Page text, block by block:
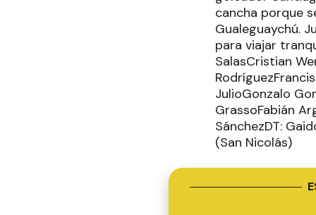
cancha porque
Gualeguaychú.
para viajar
SalasCristian
JulioGonzalo
GrassoFabián
SánchezDT:
(San Nicolás)